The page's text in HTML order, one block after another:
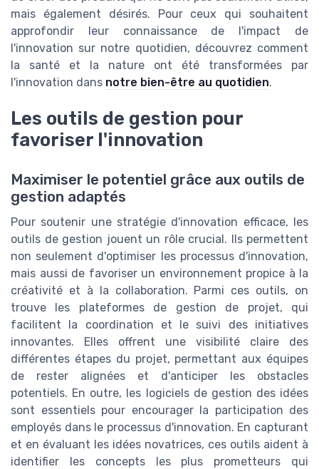
mais également désirés. Pour ceux qui souhaitent
approfondir leur connaissance de l'impact de
l'innovation sur notre quotidien, découvrez comment
la santé et la nature ont été transformées par
l'innovation dans notre bien-être au quotidien.
Les outils de gestion pour
favoriser l'innovation
Maximiser le potentiel grâce aux outils de
gestion adaptés
Pour soutenir une stratégie d'innovation efficace, les
outils de gestion jouent un rôle crucial. Ils permettent
non seulement d'optimiser les processus d'innovation,
mais aussi de favoriser un environnement propice à la
créativité et à la collaboration. Parmi ces outils, on
trouve les plateformes de gestion de projet, qui
facilitent la coordination et le suivi des initiatives
innovantes. Elles offrent une visibilité claire des
différentes étapes du projet, permettant aux équipes
de rester alignées et d'anticiper les obstacles
potentiels. En outre, les logiciels de gestion des idées
sont essentiels pour encourager la participation des
employés dans le processus d'innovation. En capturant
et en évaluant les idées novatrices, ces outils aident à
identifier les concepts les plus prometteurs qui